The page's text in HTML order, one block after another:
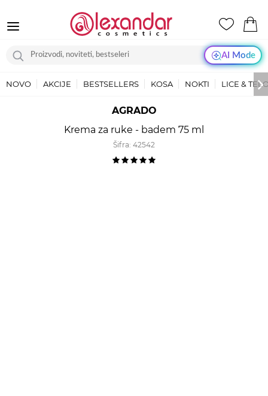
AI Mode
NOVO AKCIJE BESTSELLERS KOSA NOKTI LICE &
AGRADO
Krema za ruke - badem 75 ml
Šifra: 42542